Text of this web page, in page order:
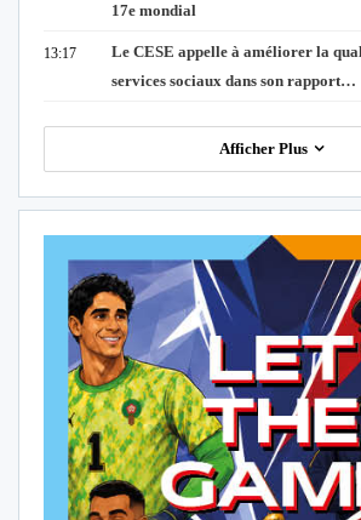
17e mondial
13:17
Le CESE appelle à améliorer la
services sociaux dans son rapport…
Afficher Plus